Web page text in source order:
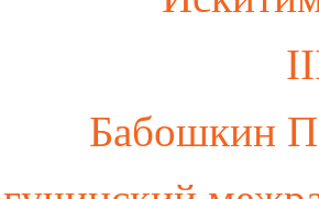
Бабошкин